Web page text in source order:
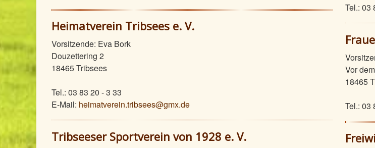
Heimatverein Tribsees e. V.
Vorsitzende: Eva Bork
Douzettering 2
18465 Tribsees
Tel.: 03 83 20 - 3 33
E-Mail: heimatverein.tribsees@gmx.de
Tribseeser Sportverein von 1928 e. V.
Tel.: 03
Vor
18465
Tel.: 03